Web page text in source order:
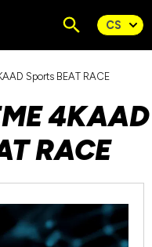
Sports BEAT RACE
4KAAD
RACE